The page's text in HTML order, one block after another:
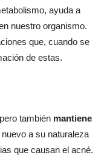
ayuda a
nuestro organismo.
que, cuando se
de estas.
también mantiene
a su naturaleza
que causan el acné.